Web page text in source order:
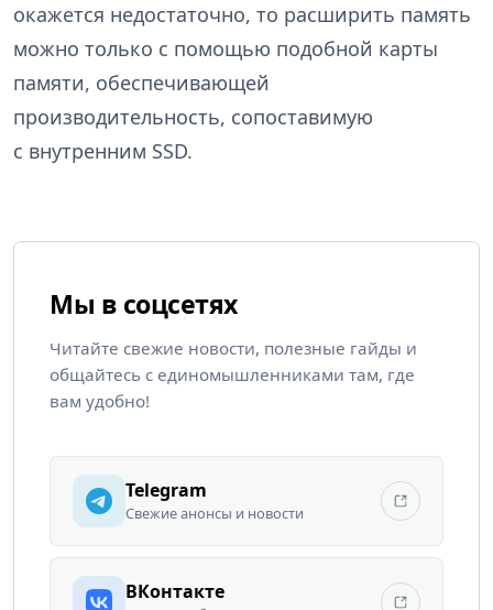
окажется недостаточно, то расширить память
можно только с помощью подобной карты
памяти, обеспечивающей
производительность, сопоставимую
с внутренним SSD.
Мы в соцсетях
Читайте свежие новости, полезные гайды и
общайтесь с единомышленниками там, где
вам удобно!
Telegram
Свежие анонсы и новости
ВКонтакте